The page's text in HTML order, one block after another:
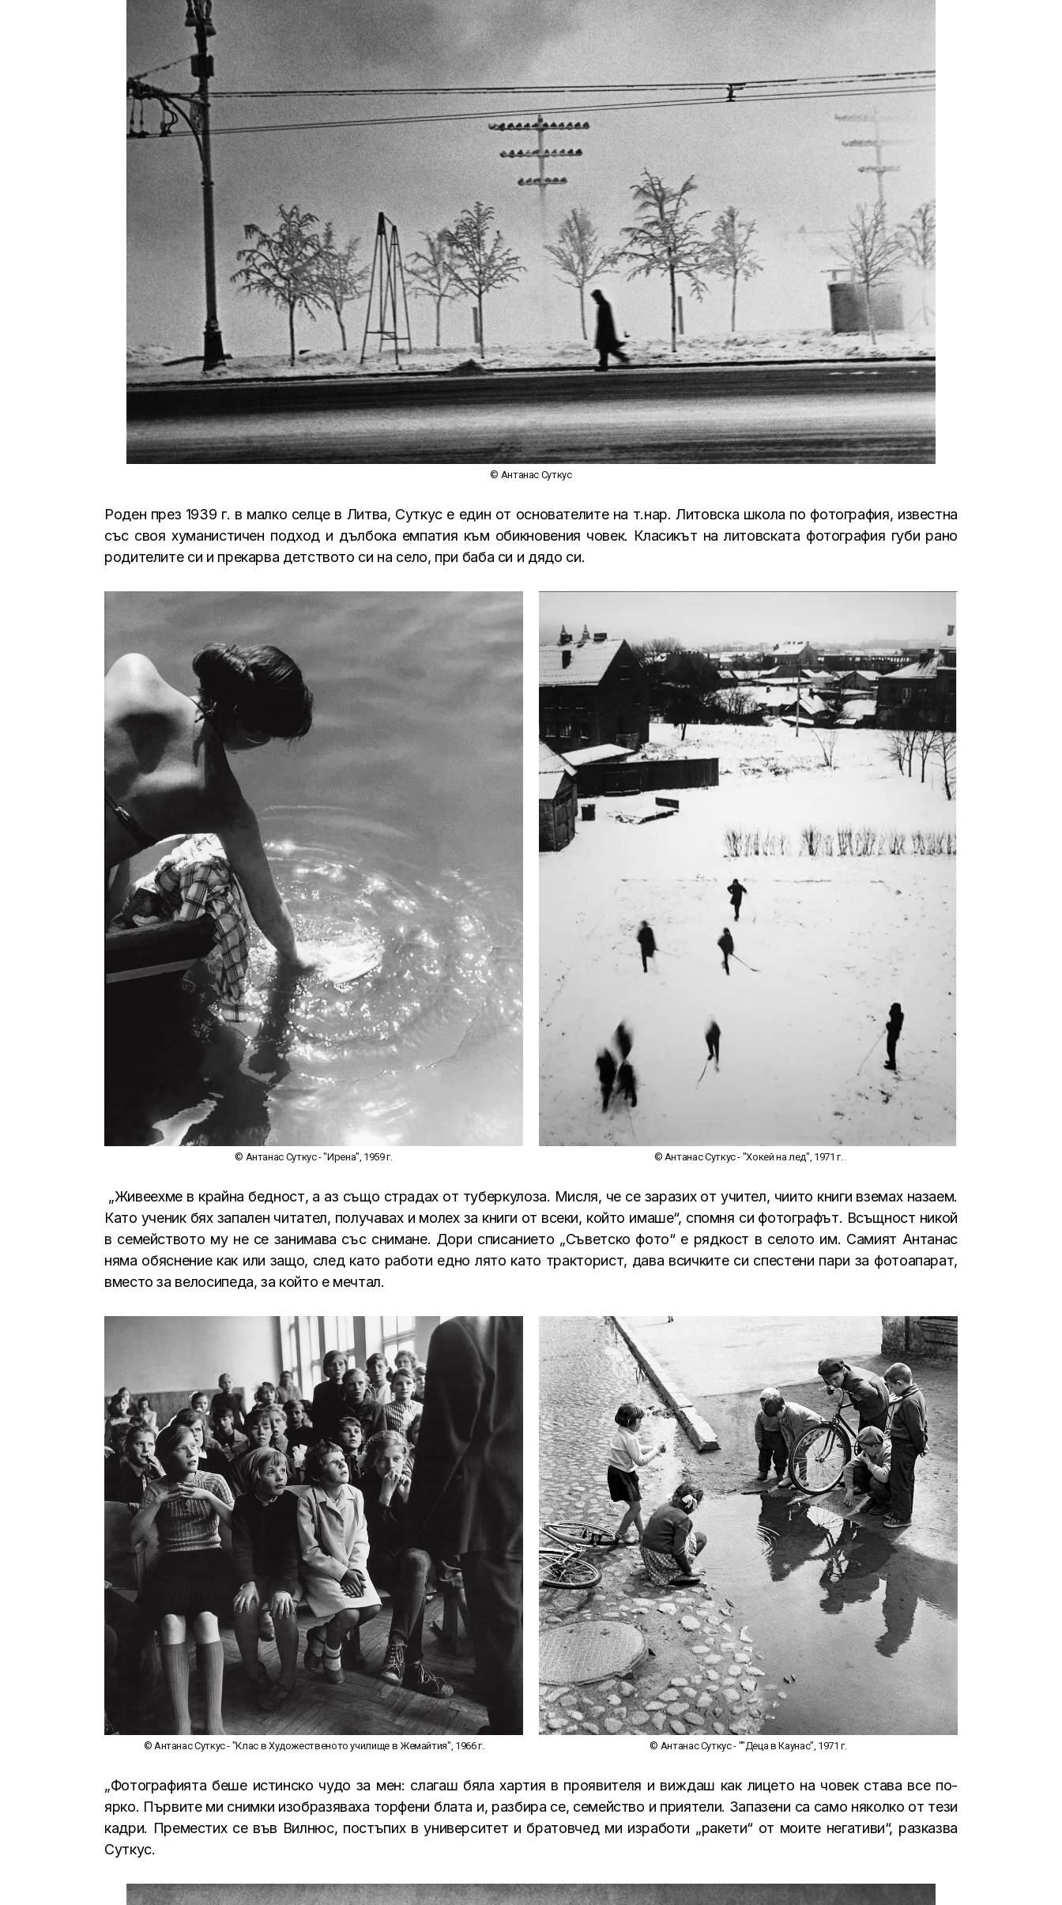
© Антанас Суткус
Роден през 1939 г. в малко селце в Литва, Суткус е един от основателите на т.нар. Литовска школа по фотография, известна
със своя хуманистичен подход и дълбока емпатия към обикновения човек. Класикът на литовската фотография губи рано
родителите си и прекарва детството си на село, при баба си и дядо си.
© Антанас Суткус - "Ирена", 1959 г. © Антанас Суткус - "Хокей на лед", 1971 г.
„Живеехме в крайна бедност, а аз също страдах от туберкулоза. Мисля, че се заразих от учител, чиито книги вземах назаем.
Като ученик бях запален читател, получавах и молех за книги от всеки, който имаше“, спомня си фотографът. Всъщност никой
в ​​семейството му не се занимава със снимане. Дори списанието „Съветско фото“ е рядкост в селото им. Самият Антанас
няма обяснение как или защо, след като работи едно лято като тракторист, дава всичките си спестени пари за фотоапарат,
вместо за велосипеда, за който е мечтал.
© Антанас Суткус - "Клас в Художественото училище в Жемайтия", 1966 г. © Антанас Суткус - ""Деца в Каунас", 1971 г.
„Фотографията беше истинско чудо за мен: слагаш бяла хартия в проявителя и виждаш как лицето на човек става все по-
ярко. Първите ми снимки изобразяваха торфени блата и, разбира се, семейство и приятели. Запазени са само няколко от тези
кадри. Преместих се във Вилнюс, постъпих в университет и братовчед ми изработи „ракети“ от моите негативи“, разказва
Суткус.